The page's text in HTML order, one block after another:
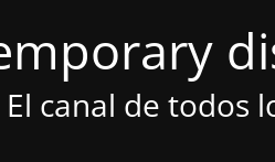
El canal de todos